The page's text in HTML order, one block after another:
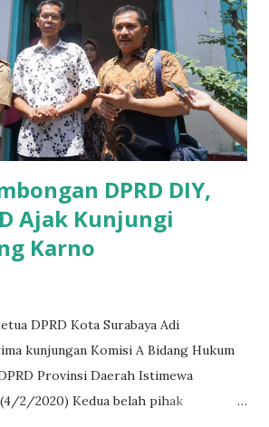
di Bank UMKM untuk para pelaku
jika Pemprov serius
sampai ke tingkat desa,maka saya
senang sekali," ucap pria yang
Udin tersebut. Apalagi menyambut
UMKM sudah mengerti kalau ada
DPRD DIY,
Ajak Kunjungi
Karno
DPRD Kota Surabaya Adi
kunjungan Komisi A Bidang Hukum
Provinsi Daerah Istimewa
(4/2/2020) Kedua belah pihak